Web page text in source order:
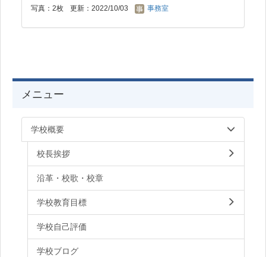
写真：2枚 更新：2022/10/03 事務室
メニュー
学校概要
校長挨拶
沿革・校歌・校章
学校教育目標
学校自己評価
学校ブログ